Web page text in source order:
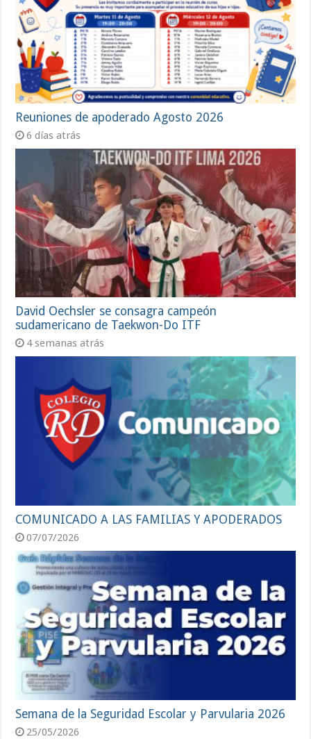
Reuniones de apoderado Agosto 2026
6 días atrás
David Oechsler se consagra campeón
sudamericano de Taekwon-Do ITF
4 semanas atrás
COMUNICADO A LAS FAMILIAS Y APODERADOS
07/07/2026
Semana de la Seguridad Escolar y Parvularia 2026
25/05/2026